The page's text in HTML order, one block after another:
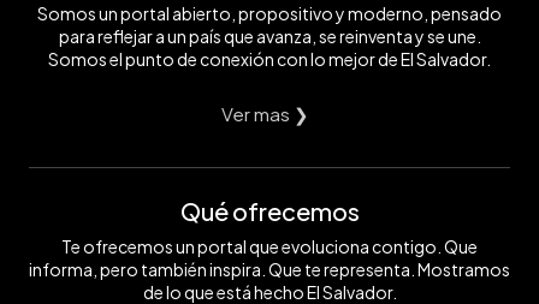
Somos un portal abierto, propositivo y moderno, pensado
para reflejar a un país que avanza, se reinventa y se une.
Somos el punto de conexión con lo mejor de El Salvador.
Ver mas ❯
Qué ofrecemos
Te ofrecemos un portal que evoluciona contigo. Que
informa, pero también inspira. Que te representa. Mostramos
de lo que está hecho El Salvador.